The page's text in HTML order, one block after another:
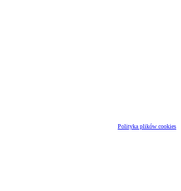
Polityka plików cookies